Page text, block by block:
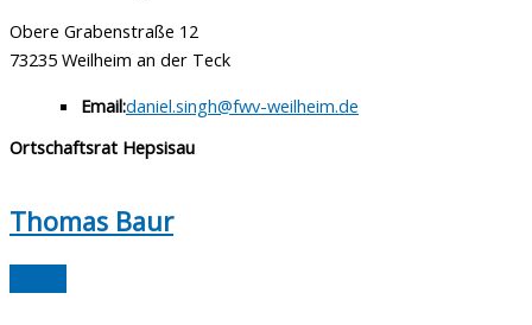
Obere Grabenstraße 12
73235 Weilheim an der Teck
Email:daniel.singh@fwv-weilheim.de
Ortschaftsrat Hepsisau
Thomas Baur